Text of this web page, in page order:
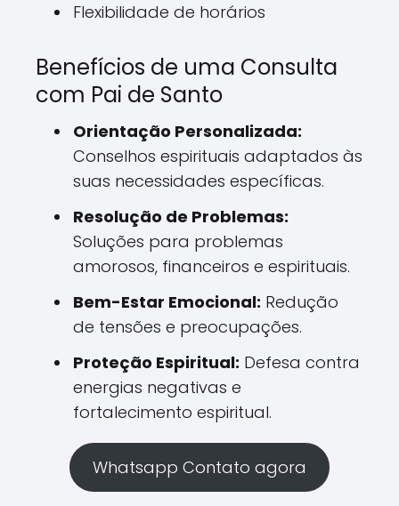
Flexibilidade de horários
Benefícios de uma Consulta
com Pai de Santo
Orientação Personalizada:
Conselhos espirituais adaptados às
suas necessidades específicas.
Resolução de Problemas:
Soluções para problemas
amorosos, financeiros e espirituais.
Bem-Estar Emocional: Redução
de tensões e preocupações.
Proteção Espiritual: Defesa contra
energias negativas e
fortalecimento espiritual.
Whatsapp Contato agora